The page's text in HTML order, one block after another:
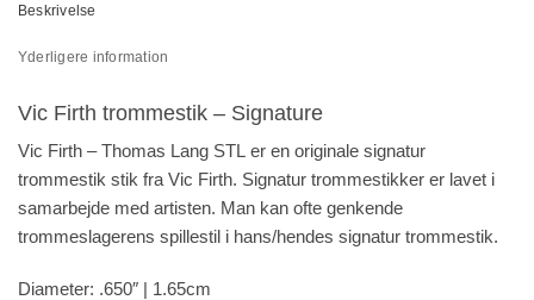
Beskrivelse
Yderligere information
Vic Firth trommestik – Signature
Vic Firth – Thomas Lang STL er en originale signatur
trommestik stik fra Vic Firth. Signatur trommestikker er lavet i
samarbejde med artisten. Man kan ofte genkende
trommeslagerens spillestil i hans/hendes signatur trommestik.
Diameter: .650″ | 1.65cm